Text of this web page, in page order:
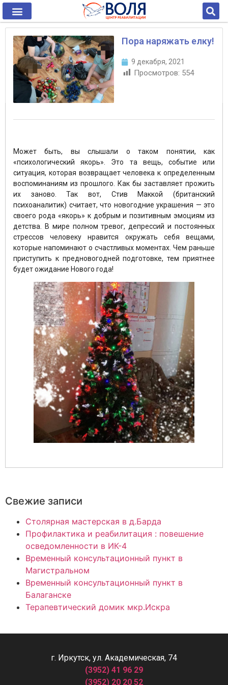
Пора наряжать елку!
9 декабря, 2021
Просмотров: 554
Может быть, вы слышали о таком понятии, как
«психологический якорь». Это та вещь, событие или
ситуация, которая возвращает человека к определенным
воспоминаниям из прошлого. Как бы заставляет прожить
их заново. Так вот, Стив Маккой (британский
психоаналитик) считает, что новогодние украшения — это
своего рода «якорь» к добрым и позитивным эмоциям из
детства. В мире полном тревог, депрессий и постоянных
стрессов человеку нравится окружать себя вещами,
которые напоминают о счастливых моментах. Чем раньше
приступить к предновогодней подготовке, тем приятнее
будет ожидание Нового года!
Свежие записи
Столярная мастерская в д.Барда
Профилактика и реабилитация : повешение
осведомленности в ИК-4
Временный консультационный пункт в
Магистральном
Временный консультационный пункт в
Балаганске
Терапевтический домик мкр.Искра
г. Иркутск, ул. Академическая, 74
(3952) 41 96 29
(3952) 20 20 52